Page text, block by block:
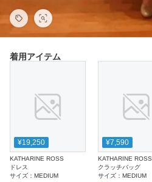
着用アイテム
¥19,250
KATHARINE ROSS
ドレス
サイズ： MEDIUM
¥7,590
KATHARINE ROSS
クラッチバッグ
サイズ：MEDIUM